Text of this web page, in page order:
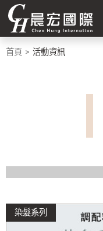
首頁 活動資訊
染髮系列